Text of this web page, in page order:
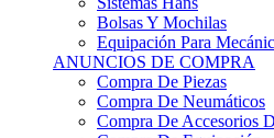
Equipación Para
ANUNCIOS DE COMPRA
Compra De Piezas
Compra De Neumáticos
Compra De Accesorios
Compra De Equipación
VEHÍCULOS CLÁSICOS